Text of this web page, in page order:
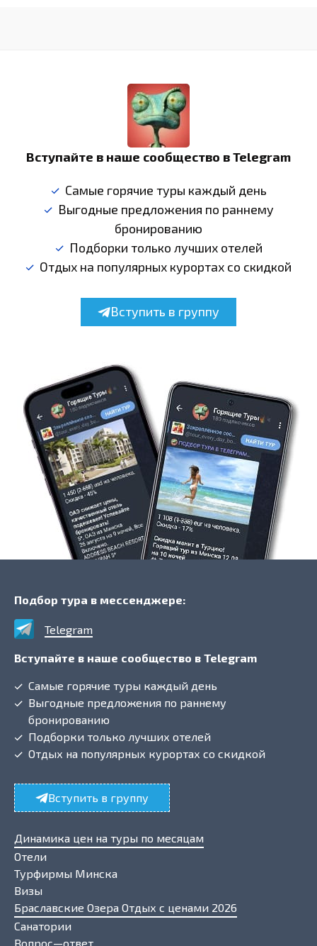
Вступайте в наше сообщество в Telegram
Самые горячие туры каждый день
Выгодные предложения по раннему
бронированию
Подборки только лучших отелей
Отдых на популярных курортах со скидкой
Вступить в группу
Динамика цен на туры по месяцам
Отели
Турфирмы Минска
Визы
Браславские Озера Отдых с ценами 2026
Санатории
Вопрос—ответ
Подбор тура в мессенджере:
Telegram
Вступайте в наше сообщество в Telegram
Самые горячие туры каждый день
Выгодные предложения по раннему
бронированию
Подборки только лучших отелей
Отдых на популярных курортах со скидкой
Вступить в группу